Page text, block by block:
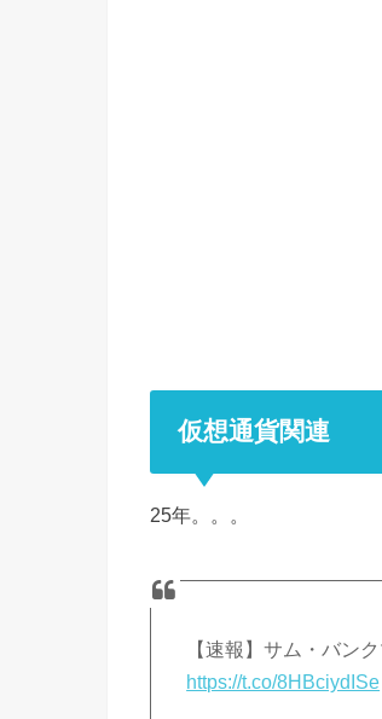
仮想通貨関連
25年。。。
【速報】サム・バン
https://t.co/8HBciydISe